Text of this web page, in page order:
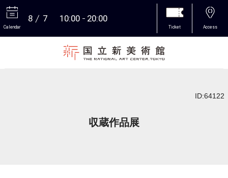
Calendar
8 7 10:00 20:00
Ticket Access
ID:64122
収蔵作品展